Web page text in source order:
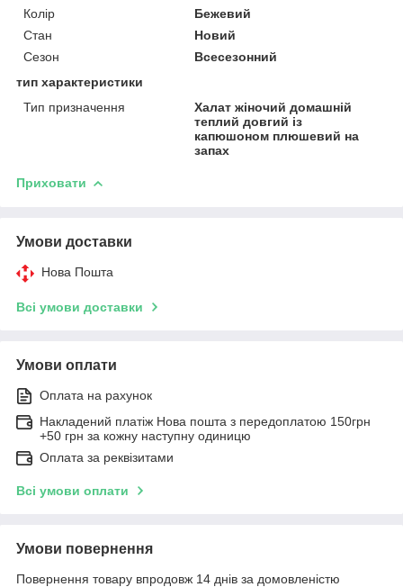
Колір
Бежевий
Стан
Новий
Сезон
Всесезонний
тип характеристики
Тип призначення
Халат жіночий домашній
теплий довгий із
капюшоном плюшевий на
запах
Приховати
Умови доставки
Нова Пошта
Всі умови доставки
Умови оплати
Оплата на рахунок
Накладений платіж Нова пошта з передоплатою 150грн
+50 грн за кожну наступну одиницю
Оплата за реквізитами
Всі умови оплати
Умови повернення
Повернення товару впродовж 14 днів за домовленістю